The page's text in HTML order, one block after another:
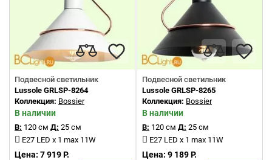
Подвесной светильник
Lussole GRLSP-8264
Коллекция: Bossier
В наличии
В: 120 см Д: 25 см
E27 LED x 1 max 11W
Цена: 7 919 Р.
Подвесной светильник
Lussole GRLSP-8265
Коллекция: Bossier
В наличии
В: 120 см Д: 25 см
E27 LED x 1 max 11W
Цена: 9 189 Р.